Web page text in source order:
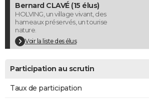
COPAINS D'AVANT
S'inscrire
Se connecter
Lycées
Collèges
Primaires
Universités
Entreprises
Service militaire
Avis de recherche
AVIS DE DÉCÈS
FORUM
Bricolage
Lifestyle
Culture
Sport
Auto
Television
Voyage
Cinema
Bernard CLAVÉ (15 élus)
HOLVING, un village vivant, des
hameaux préservés, un tourise
nature.
Voir la liste des élus
Participation au scrutin
Taux de participation